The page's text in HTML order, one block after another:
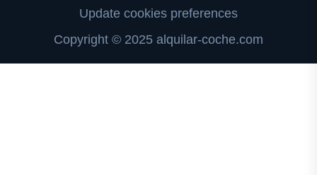
Update cookies preferences
Copyright © 2025 alquilar-coche.com